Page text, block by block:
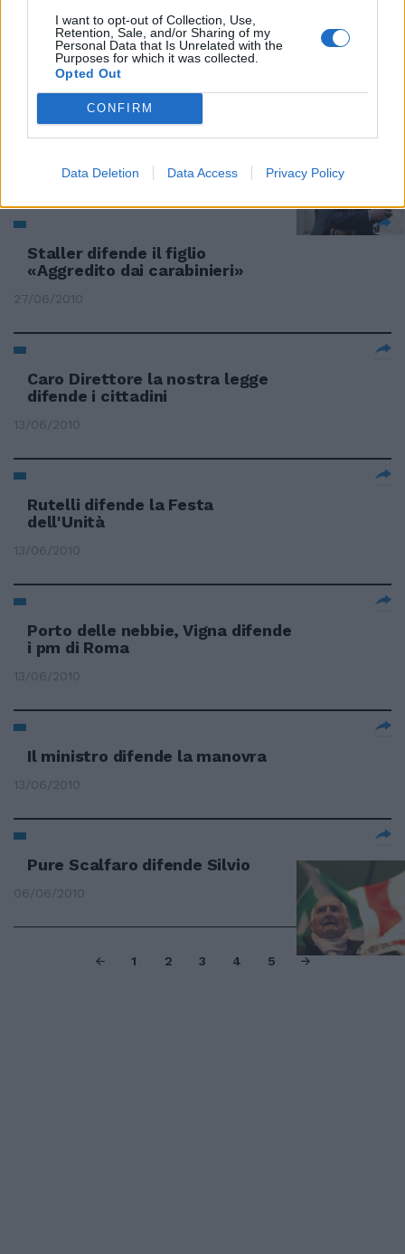
I want to opt-out of Collection, Use,
Retention, Sale, and/or Sharing of my
Personal Data that Is Unrelated with the
Purposes for which it was collected.
Opted Out
CONFIRM
Data Deletion Data Access Privacy Policy
Niente panico
27/06/2010
Berlusconi difende Brancher
27/06/2010
Staller difende il figlio
«Aggredito dai carabinieri»
27/06/2010
Caro Direttore la nostra legge
difende i cittadini
13/06/2010
Rutelli difende la Festa
dell'Unità
13/06/2010
Porto delle nebbie, Vigna difende
i pm di Roma
13/06/2010
Il ministro difende la manovra
13/06/2010
Pure Scalfaro difende Silvio
06/06/2010
1 2 3 4 5